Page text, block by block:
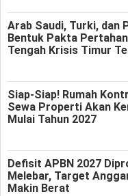
Arab Saudi, Turki, dan
Bentuk Pakta
Tengah Krisis Timur
Siap-Siap! Rumah
Sewa Properti Akan
Mulai Tahun 2027
Defisit APBN 2027
Melebar, Target
Makin Berat